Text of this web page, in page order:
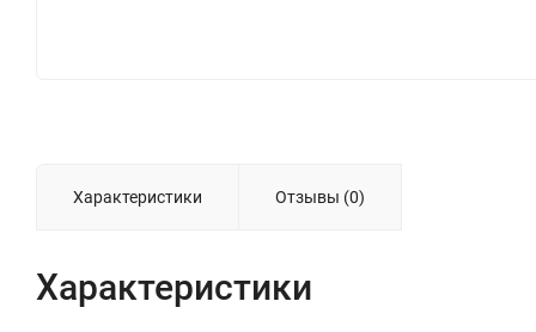
Характеристики Отзывы (0)
Характеристики